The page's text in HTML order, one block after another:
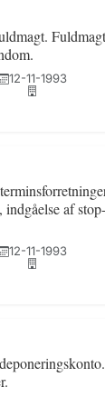
12-11-1993
af
12-11-1993